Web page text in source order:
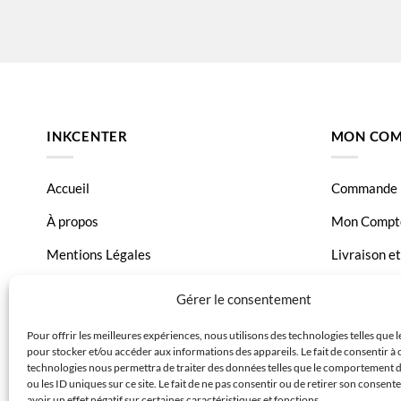
Gérer le consentement
Pour offrir les meilleures expériences, nous utilisons des technologies telles que
pour stocker et/ou accéder aux informations des appareils. Le fait de consentir à
technologies nous permettra de traiter des données telles que le comportement
ou les ID uniques sur ce site. Le fait de ne pas consentir ou de retirer son
HP PhotoSmart B110c
HP
HP PhotoSmart B8500
HP
HP PhotoSmart C 309 G
HP
HP PhotoSmart C 5373
HP
HP PhotoSmart C5324
HP
HP PhotoSmart C6324
HP
HP PhotoSmart D 5445
HP
INKCENTER
Accueil
À propos
Mentions Légales
Politique de confidentialité
MON
Commande
Mon
Livraison